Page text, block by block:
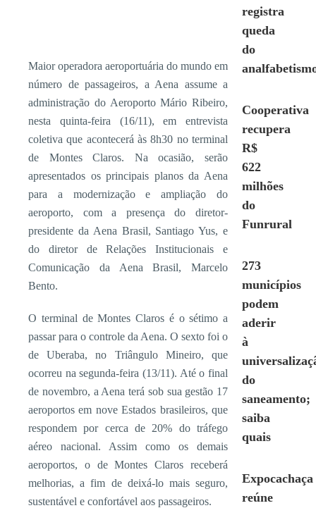
Maior operadora aeroportuária do mundo em
número de passageiros, a Aena assume a
administração do Aeroporto Mário Ribeiro,
nesta quinta-feira (16/11), em entrevista
coletiva que acontecerá às 8h30 no terminal
de Montes Claros. Na ocasião, serão
apresentados os principais planos da Aena
para a modernização e ampliação do
aeroporto, com a presença do diretor-
presidente da Aena Brasil, Santiago Yus, e
do diretor de Relações Institucionais e
Comunicação da Aena Brasil, Marcelo
Bento.
O terminal de Montes Claros é o sétimo a
passar para o controle da Aena. O sexto foi o
de Uberaba, no Triângulo Mineiro, que
ocorreu na segunda-feira (13/11). Até o final
de novembro, a Aena terá sob sua gestão 17
aeroportos em nove Estados brasileiros, que
respondem por cerca de 20% do tráfego
aéreo nacional. Assim como os demais
aeroportos, o de Montes Claros receberá
melhorias, a fim de deixá-lo mais seguro,
sustentável e confortável aos passageiros.
registra
queda
do
Cooperativa
recupera
R$
622
milhões
do
Funrural
273
municípios
podem
aderir
à
do
saneamento;
saiba
quais
Expocachaça
reúne